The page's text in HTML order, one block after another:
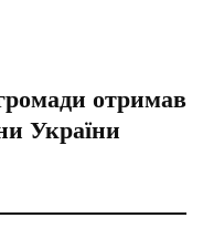
отримав
України